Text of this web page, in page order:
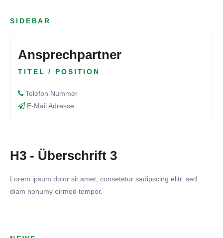
SIDEBAR
Ansprechpartner
TITEL / POSITION
Telefon Nummer
E-Mail Adresse
H3 - Überschrift 3
Lorem ipsum dolor sit amet, consetetur sadipscing elitr, sed
diam nonumy eirmod tempor.